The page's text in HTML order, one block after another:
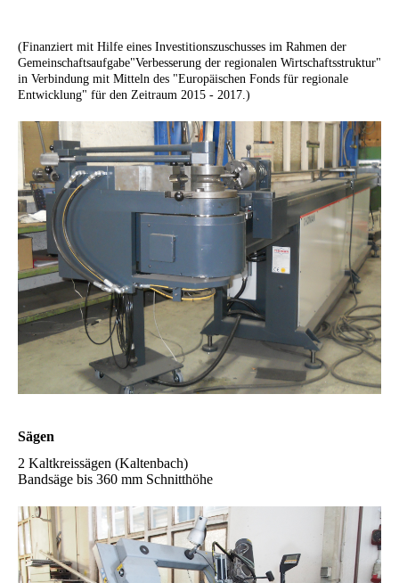
(Finanziert mit Hilfe eines Investitionszuschusses im Rahmen der
Gemeinschaftsaufgabe"Verbesserung der regionalen Wirtschaftsstruktur"
in Verbindung mit Mitteln des "Europäischen Fonds für regionale
Entwicklung" für den Zeitraum 2015 - 2017.)
Sägen
2 Kaltkreissägen (Kaltenbach)
Bandsäge bis 360 mm Schnitthöhe